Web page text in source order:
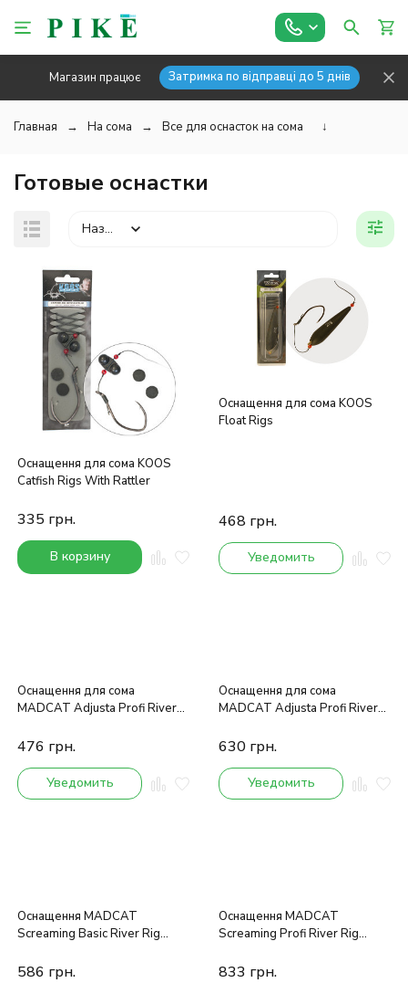
Магазин працює Затримка по відправці до 5 днів
Главная На сома Все для оснасток на сома ↓
Готовые оснастки
Назва
Оснащення для сома KOOS
Catfish Rigs With Rattler
335 грн.
В корзину
Оснащення для сома KOOS
Float Rigs
468 грн.
Уведомить
Оснащення для сома
MADCAT Adjusta Profi River
476 грн.
Уведомить
Оснащення для сома
MADCAT Adjusta Profi River
630 грн.
Уведомить
Оснащення MADCAT
Screaming Basic River Rig
586 грн.
Оснащення MADCAT
Screaming Profi River Rig
833 грн.